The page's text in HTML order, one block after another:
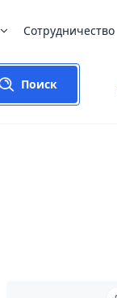
Сотрудничество
Поиск